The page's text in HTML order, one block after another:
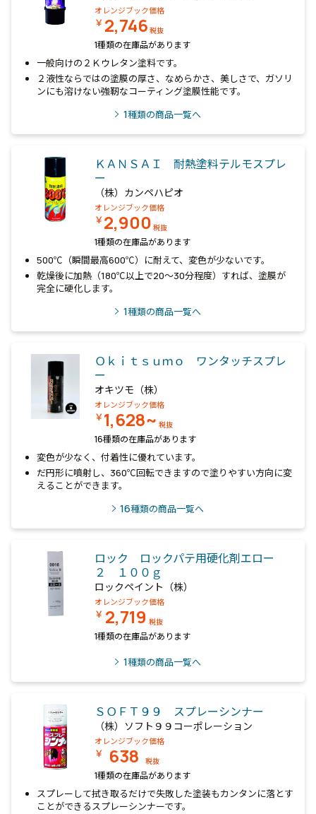
オレンジブック価格
￥ 2,746 税抜
1種類の在庫品があります
一般向けの２Ｋウレタン塗料です。
２液性ならではの塗膜の厚さ、なめらかさ、美しさで、ガソリ
ンにも溶けない強靭なコーティング塗膜性能です。
1種類の商品一覧へ
ＫＡＮＳＡＩ 耐熱塗料テルモスプレ
ー
（株）カンペハピオ
オレンジブック価格
￥2,900 税抜
1種類の在庫品があります
500℃（瞬間最高600℃）に耐えて、変色が少ないです。
乾燥後に加熱（180℃以上で20～30分程度）すれば、塗膜が
完全に硬化します。
1種類の商品一覧へ
Ｏｋｉｔｓｕｍｏ ワンタッチスプレ
ー
オキツモ（株）
オレンジブック価格
￥1,628~ 税抜
16種類の在庫品があります
変色が少なく、付着性に優れています。
だ円形に噴射し、360℃回転できますので塗りやすい方向に変
えることができます。
16種類の商品一覧へ
ロック ロックパテ用硬化剤エロー
２ １００ｇ
ロックペイント（株）
オレンジブック価格
￥ 2,719 税抜
1種類の在庫品があります
1種類の商品一覧へ
ＳＯＦＴ９９ スプレーシンナー
（株）ソフト９９コーポレーション
オレンジブック価格
￥ 638 税抜
1種類の在庫品があります
スプレーして拭き取るだけで失敗した塗装もカンタンに落とす
ことができるスプレーシンナーです。